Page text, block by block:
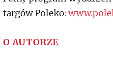
targów Poleko:
O AUTORZE